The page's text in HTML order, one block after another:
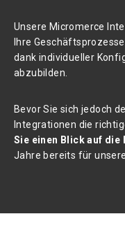
Unsere Micromerce
Ihre
dank individueller
abzubilden.
Bevor Sie sich jedoch
Integrationen die
Sie einen Blick auf die
Jahre bereits für